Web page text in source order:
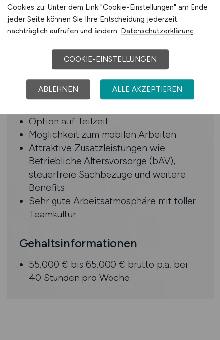
Benefits
Attraktive Vergütung nach Tarifvertrag
30 Tage Urlaub + frei an Weihnachten
und Silvester
Flexible Arbeitszeiten mit
Option auf Teilzeit
Möglichkeit zum mobilen Arbeiten
Attraktive Zusatzleistungen wie
Betriebliche Altersvorsorge (bAV),
steuerfreie Sachbezüge und weitere
Benefits
Sehr gute Arbeitsatmosphäre mit toller
Teamkultur
Gehaltsinformationen
55.000 € bis 65.000 € brutto p.a. bei
40 Stunden pro Woche
Cookies zu. Unter dem Link "Cookie-Einstellungen" am Ende
jeder Seite können Sie Ihre Entscheidung jederzeit
nachträglich aufrufen und ändern. Datenschutzerklärung
COOKIE-EINSTELLUNGEN
ABLEHNEN ALLE AKZEPTIEREN